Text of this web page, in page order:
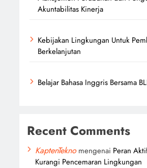
Akuntabilitas Kinerja
Kebijakan Lingkungan Untuk
Berkelanjutan
Belajar Bahasa Inggris Bersama
Recent Comments
KaptenTeknomengenai Peran
Kurangi Pencemaran Lingkungan